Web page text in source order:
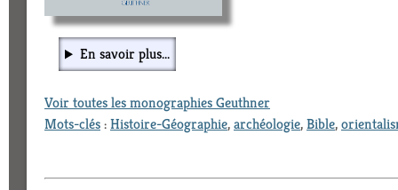
En savoir plus...
Voir toutes les monographies Geuthner
Mots-clés:Histoire-Géographie,archéologie,Bible,